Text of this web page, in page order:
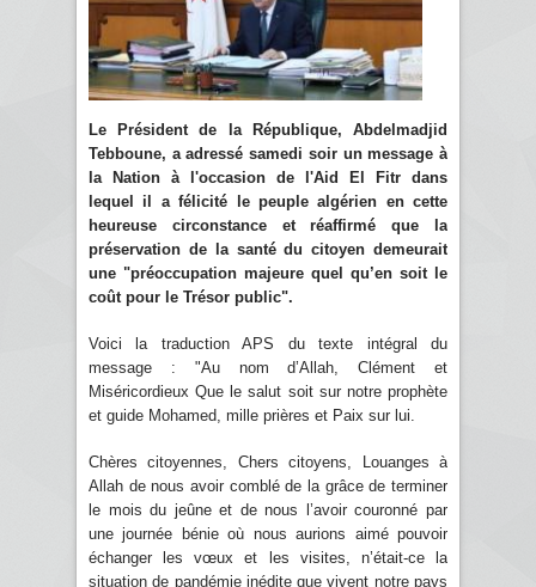
Le Président de la République, Abdelmadjid
Tebboune, a adressé samedi soir un message à
la Nation à l'occasion de l'Aid El Fitr dans
lequel il a félicité le peuple algérien en cette
heureuse circonstance et réaffirmé que la
préservation de la santé du citoyen demeurait
une "préoccupation majeure quel qu’en soit le
coût pour le Trésor public".
Voici la traduction APS du texte intégral du
message : "Au nom d’Allah, Clément et
Miséricordieux Que le salut soit sur notre prophète
et guide Mohamed, mille prières et Paix sur lui.
Chères citoyennes, Chers citoyens, Louanges à
Allah de nous avoir comblé de la grâce de terminer
le mois du jeûne et de nous l’avoir couronné par
une journée bénie où nous aurions aimé pouvoir
échanger les vœux et les visites, n’était-ce la
situation de pandémie inédite que vivent notre pays